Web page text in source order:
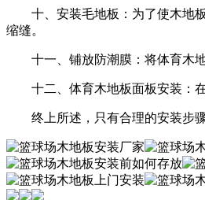
十、安装毛地板：为了使木地板
缩缝。
十一、铺放防潮膜：将体育木地
十二、体育木地板面板安装：在
终上所述，只有合理的安装步骤